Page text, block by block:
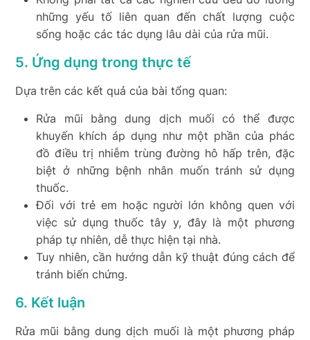
những yếu tố liên quan đến chất lượng cuộc
sống hoặc các tác dụng lâu dài của rửa mũi.
5. Ứng dụng trong thực tế
Dựa trên các kết quả của bài tổng quan:
Rửa mũi bằng dung dịch muối có thể được
khuyến khích áp dụng như một phần của phác
đồ điều trị nhiễm trùng đường hô hấp trên, đặc
biệt ở những bệnh nhân muốn tránh sử dụng
thuốc.
Đối với trẻ em hoặc người lớn không quen với
việc sử dụng thuốc tây y, đây là một phương
pháp tự nhiên, dễ thực hiện tại nhà.
Tuy nhiên, cần hướng dẫn kỹ thuật đúng cách để
tránh biến chứng.
6. Kết luận
Rửa mũi bằng dung dịch muối là một phương pháp